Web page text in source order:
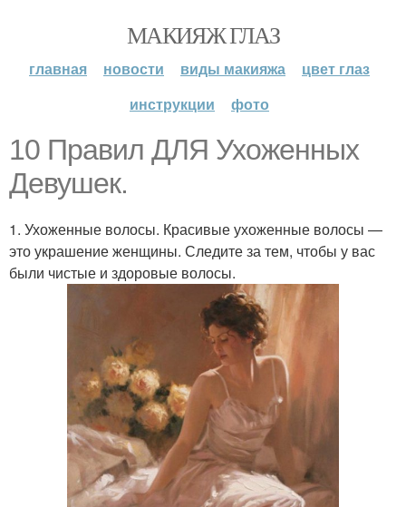
МАКИЯЖ ГЛАЗ
главная новости виды макияжа
цвет глаз
инструкции
фото
10 Правил ДЛЯ Ухоженных
Девушек.
1. Ухоженные волосы. Красивые ухоженные волосы —
это украшение женщины. Следите за тем, чтобы у вас
были чистые и здоровые волосы.